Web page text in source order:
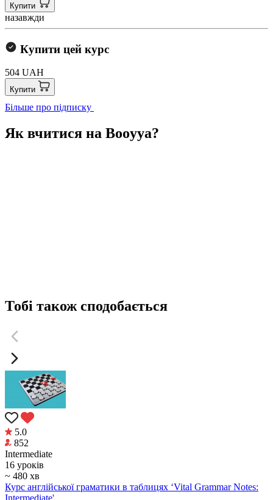
Купити
назавжди
Купити цей курс
504 UAH
Купити
Більше про підписку
Як вчитися на Booyya?
Тобі також сподобається
5.0
852
Intermediate
16 уроків
~ 480 хв
Курс англійської граматики в таблицях ‘Vital Grammar Notes:
Intermediate'